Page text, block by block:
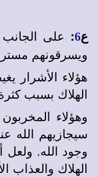
ع6
: على
ويسرقونهم
هؤلاء الأشرار
الهلاك بسبب
وهؤلاء
سيجازيهم الله
وجود الله. ولعل
الهلاك والعذاب